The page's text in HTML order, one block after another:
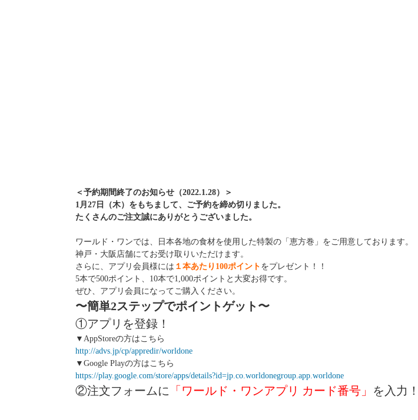
＜予約期間終了のお知らせ（2022.1.28）＞
1月27日（木）をもちまして、ご予約を締め切りました。
たくさんのご注文誠にありがとうございました。
ワールド・ワンでは、日本各地の食材を使用した特製の「恵方巻」をご用意しております。
神戸・大阪店舗にてお受け取りいただけます。
さらに、アプリ会員様には １本あたり100ポイント をプレゼント！！
5本で500ポイント、10本で1,000ポイントと大変お得です。
ぜひ、アプリ会員になってご購入ください。
〜簡単2ステップでポイントゲット〜
①アプリを登録！
▼AppStoreの方はこちら
http://advs.jp/cp/appredir/worldone
▼Google Playの方はこちら
https://play.google.com/store/apps/details?id=jp.co.worldonegroup.app.worldone
②注文フォームに 「ワールド・ワンアプリ カード番号」 を入力！